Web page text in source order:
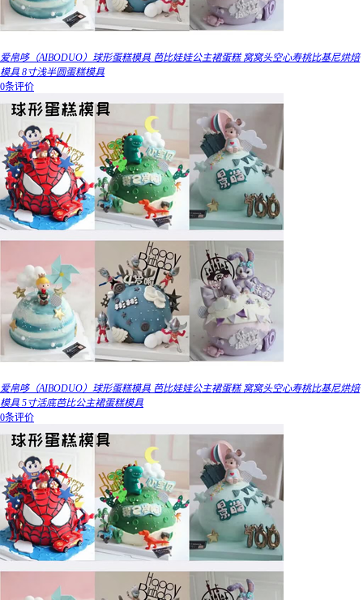
爱帛哆（AIBODUO）球形蛋糕模具 芭比娃娃公主裙蛋糕 窝窝头空心寿桃比基尼烘焙
模具 8寸浅半圆蛋糕模具
0条评价
爱帛哆（AIBODUO）球形蛋糕模具 芭比娃娃公主裙蛋糕 窝窝头空心寿桃比基尼烘焙
模具 5寸活底芭比公主裙蛋糕模具
0条评价